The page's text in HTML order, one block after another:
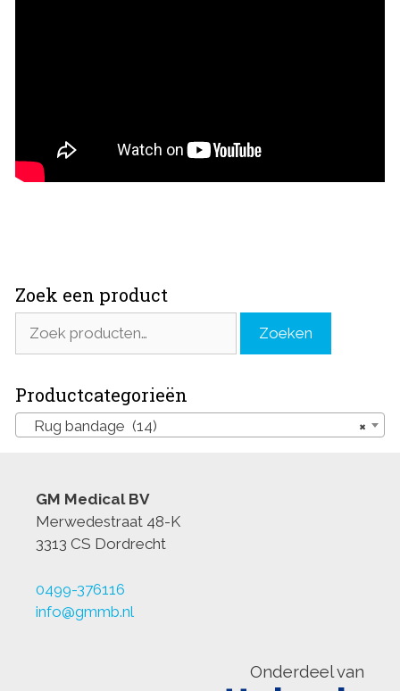
Zoek een product
Zoeken
Productcategorieën
×
Rug bandage (14)
GM Medical BV
Merwedestraat 48-K
3313 CS Dordrecht
0499-376116
info@gmmb.nl
Onderdeel van